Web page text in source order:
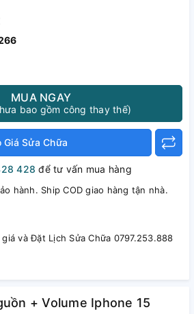
MUA NGAY
bao gồm công thay thế)
Giá Sửa Chữa
428 để tư vấn mua hàng
hành. Ship COD giao hàng tận nhà.
và Đặt Lịch Sửa Chữa 0797.253.888
+ Volume Iphone 15